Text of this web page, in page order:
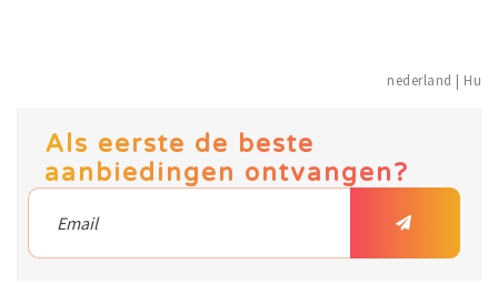
Als eerste de beste
aanbiedingen ontvangen?